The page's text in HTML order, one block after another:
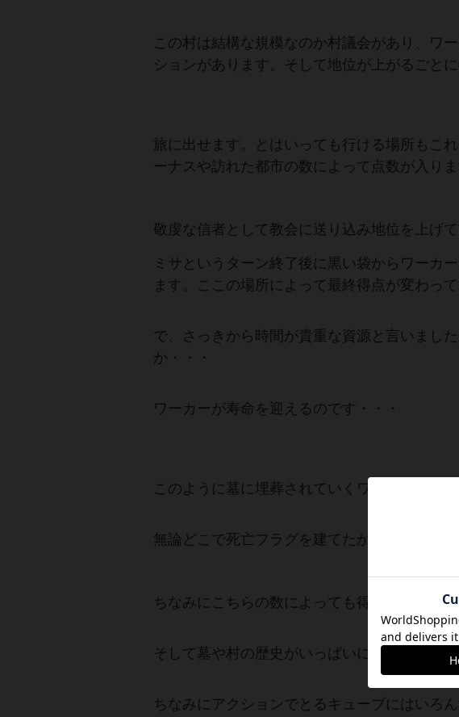
この村は結構な規模なのか村議会があり、ワ
ションがあります。そして地位が上がるごと
旅に出せます。とはいっても行ける場所もこ
ーナスや訪れた都市の数によって点数が入りま
敬虔な信者として教会に送り込み地位を上げて
ミサというターン終了後に黒い袋からワーカ
ます。ここの場所によって最終得点が変わって
で、さっきから時間が貴重な資源と言いまし
か・・・
ワーカーが寿命を迎えるのです・・・
このように墓に埋葬されていくワーカー・・・
無論どこで死亡フラグを建てたかによって村
ちなみにこちらの数によっても得点が変わっ
そして墓や村の歴史がいっぱいになったらゲ
ちなみにアクションでとるキューブにはいろ